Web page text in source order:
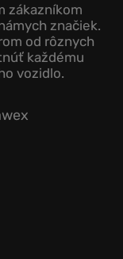
zákazníkom
značiek.
od rôznych
každému
vozidlo.